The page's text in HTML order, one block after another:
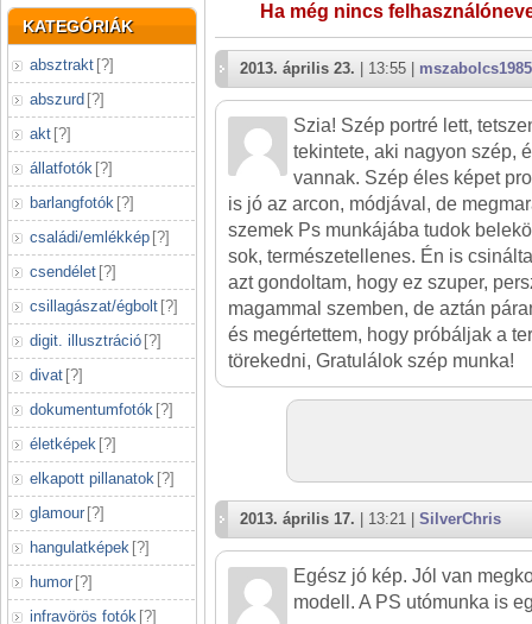
KATEGÓRIÁK
absztrakt [?]
abszurd [?]
akt [?]
állatfotók [?]
barlangfotók [?]
családi/emlékkép [?]
csendélet [?]
csillagászat/égbolt [?]
digit. illusztráció [?]
divat [?]
dokumentumfotók [?]
életképek [?]
elkapott pillanatok [?]
glamour [?]
hangulatképek [?]
humor [?]
infravörös fotók [?]
Ha még nincs
2013. április 23. | 13:55 | mszabolcs1985
Szia! Szép portré lett,
tekintete, aki nagyon szép,
vannak. Szép éles képet
is jó az arcon, módjával, de
szemek Ps munkájába tudok
sok, természetellenes. Én is
azt gondoltam, hogy ez szuper,
magammal szemben, de aztán
és megértettem, hogy próbáljak a
törekedni, Gratulálok szép munka!
2013. április 17. | 13:21 | SilverChris
Egész jó kép. Jól van
modell. A PS utómunka is